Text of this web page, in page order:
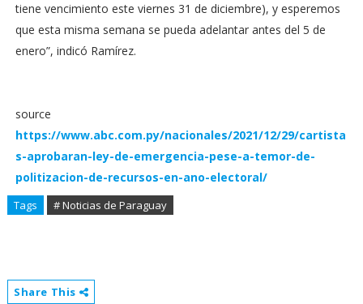
tiene vencimiento este viernes 31 de diciembre), y esperemos
que esta misma semana se pueda adelantar antes del 5 de
enero”, indicó Ramírez.
source
https://www.abc.com.py/nacionales/2021/12/29/cartista
s-aprobaran-ley-de-emergencia-pese-a-temor-de-
politizacion-de-recursos-en-ano-electoral/
Tags # Noticias de Paraguay
Share This